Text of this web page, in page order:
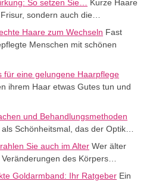
So setzen Sie…
Kurze Haare
sondern auch die…
Haare zum Wechseln Fast
Menschen mit schönen
für eine gelungene Haarpflege
ihrem Haar etwas Gutes tun und
und Behandlungsmethoden
Schönheitsmal, das der Optik…
Sie auch im Alter Wer älter
des Körpers…
Goldarmband: Ihr Ratgeber Ein